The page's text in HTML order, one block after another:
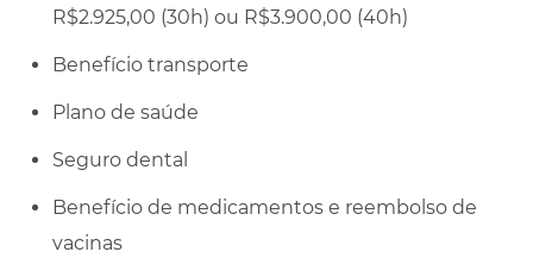
R$2.925,00 (30h) ou R$3.900,00 (40h)
Benefício transporte
Plano de saúde
Seguro dental
Benefício de medicamentos e reembolso de
vacinas